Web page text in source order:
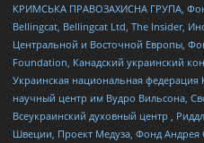
КРИМСЬКА ПРАВОЗАХИСНА ГРУПА,
Bellingcat, Bellingcat Ltd, The Insider,
Центральной и Восточной Европы,
Foundation, Канадский украинский
Украинская национальная
научный центр им Вудро Вильсона,
Всеукраинский духовный центр ,
Швеции, Проект Медуза, Фонд Андрея